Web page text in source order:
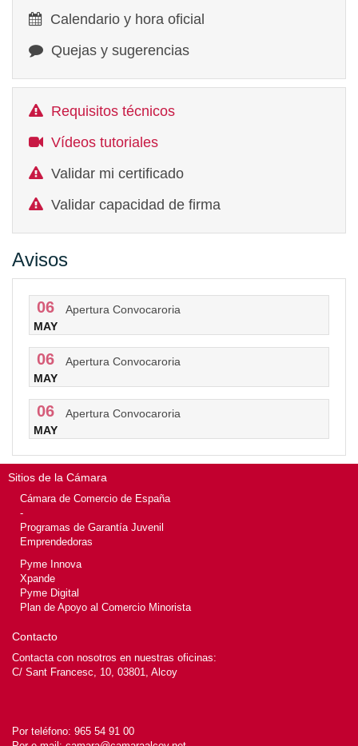
Calendario y hora oficial
Quejas y sugerencias
Requisitos técnicos
Vídeos tutoriales
Validar mi certificado
Validar capacidad de firma
Avisos
06
MAY
Apertura Convocaroria
06
MAY
Apertura Convocaroria
06
MAY
Apertura Convocaroria
Sitios de la Cámara
Cámara de Comercio de España
-
Programas de Garantía Juvenil
Emprendedoras
Pyme Innova
Xpande
Pyme Digital
Plan de Apoyo al Comercio Minorista
Contacto
Contacta con nosotros en nuestras oficinas:
C/ Sant Francesc, 10, 03801, Alcoy
Por teléfono: 965 54 91 00